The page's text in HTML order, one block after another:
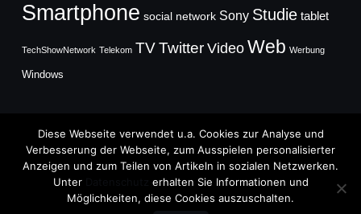
Smartphone social network Sony Studie tablet
TechShowNetwork Telekom TVTwitter Video Web Werbung
Windows
Copyright © 2026
TechFieber Blog
Diese Webseite verwendet u.a. Cookies zur Analyse und
Verbesserung der Webseite, zum Ausspielen personalisierter
Anzeigen und zum Teilen von Artikeln in sozialen Netzwerken.
Unter
erhalten Sie Informationen und
Möglichkeiten, diese Cookies auszuschalten.